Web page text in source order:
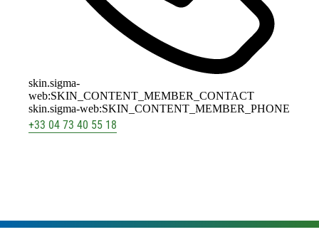
skin.sigma-
web:SKIN_CONTENT_MEMBER_CONTACT
skin.sigma-web:SKIN_CONTENT_MEMBER_PHONE
+33 04 73 40 55 18